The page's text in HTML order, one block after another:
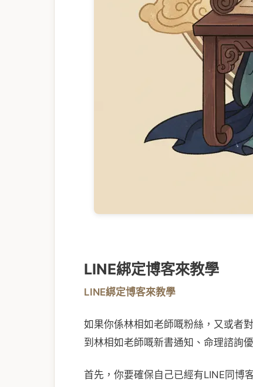
LINE綁定博客來教學
LINE綁定博客來教學
如果你係林相如老師嘅粉絲，又或者
到林相如老師嘅新書通知、命理諮詢
首先，你要確保自己已經有LINE同博